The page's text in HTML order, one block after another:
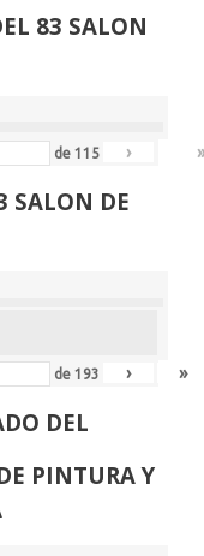
83 SALON
de115 ›
SALON DE
de193 › »
DEL
PINTURA Y